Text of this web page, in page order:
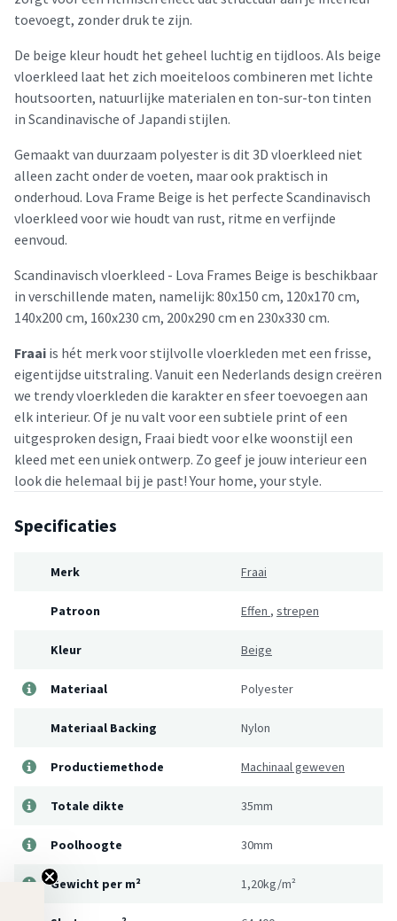
toevoegt, zonder druk te zijn.
De beige kleur houdt het geheel luchtig en tijdloos. Als beige
vloerkleed laat het zich moeiteloos combineren met lichte
houtsoorten, natuurlijke materialen en ton-sur-ton tinten
in Scandinavische of Japandi stijlen.
Gemaakt van duurzaam polyester is dit 3D vloerkleed niet
alleen zacht onder de voeten, maar ook praktisch in
onderhoud. Lova Frame Beige is het perfecte Scandinavisch
vloerkleed voor wie houdt van rust, ritme en verfijnde
eenvoud.
Scandinavisch vloerkleed - Lova Frames Beige is beschikbaar
in verschillende maten, namelijk: 80x150 cm, 120x170 cm,
140x200 cm, 160x230 cm, 200x290 cm en 230x330 cm.
Fraai is hét merk voor stijlvolle vloerkleden met een frisse,
eigentijdse uitstraling. Vanuit een Nederlands design creëren
we trendy vloerkleden die karakter en sfeer toevoegen aan
elk interieur. Of je nu valt voor een subtiele print of een
uitgesproken design, Fraai biedt voor elke woonstijl een
kleed met een uniek ontwerp. Zo geef je jouw interieur een
look die helemaal bij je past! Your home, your style.
Specificaties
Merk Fraai
Patroon Effen , strepen
Kleur Beige
Materiaal Polyester
Materiaal Backing Nylon
Productiemethode Machinaal geweven
Totale dikte 35mm
Poolhoogte 30mm
Gewicht per m² 1,20kg/m²